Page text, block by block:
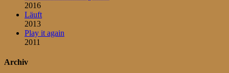
2016
Läuft
2013
Play it again
2011
Archiv